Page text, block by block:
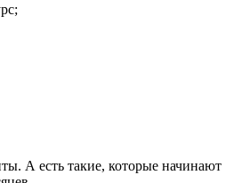
А есть такие, которые начинают